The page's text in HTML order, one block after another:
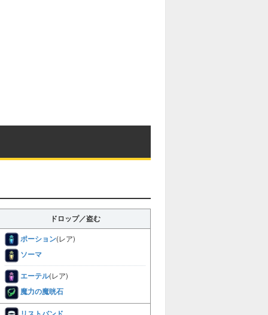
ドロップ／盗む
ポーション(レア)
ソーマ
エーテル(レア)
魔力の魔晄石